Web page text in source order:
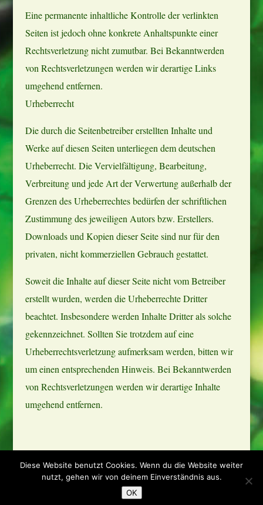
Eine permanente inhaltliche Kontrolle der verlinkten
Seiten ist jedoch ohne konkrete Anhaltspunkte einer
Rechtsverletzung nicht zumutbar. Bei Bekanntwerden
von Rechtsverletzungen werden wir derartige Links
umgehend entfernen.
Urheberrecht
Die durch die Seitenbetreiber erstellten Inhalte und
Werke auf diesen Seiten unterliegen dem deutschen
Urheberrecht. Die Vervielfältigung, Bearbeitung,
Verbreitung und jede Art der Verwertung außerhalb der
Grenzen des Urheberrechtes bedürfen der schriftlichen
Zustimmung des jeweiligen Autors bzw. Erstellers.
Downloads und Kopien dieser Seite sind nur für den
privaten, nicht kommerziellen Gebrauch gestattet.
Soweit die Inhalte auf dieser Seite nicht vom Betreiber
erstellt wurden, werden die Urheberrechte Dritter
beachtet. Insbesondere werden Inhalte Dritter als solche
gekennzeichnet. Sollten Sie trotzdem auf eine
Urheberrechtsverletzung aufmerksam werden, bitten wir
um einen entsprechenden Hinweis. Bei Bekanntwerden
von Rechtsverletzungen werden wir derartige Inhalte
umgehend entfernen.
Datenschutzerklärung
Diese Website benutzt Cookies. Wenn du die Website weiter
nutzt, gehen wir von deinem Einverständnis aus.
OK